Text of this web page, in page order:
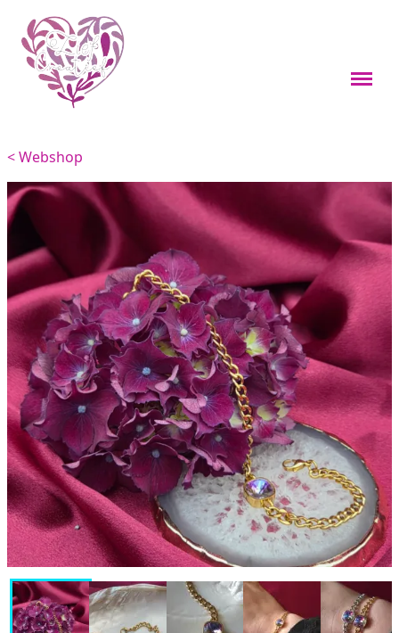
Webshop
Boekenleggers
Custom items
Kleine cadeaus
Sieraden
Viervoeters
Woondecoratie
Overig
Feestdagen thema's
Over mij
Materialen en onderhoud
Contact
< Webshop